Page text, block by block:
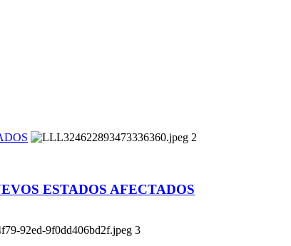
2
ESTADOS AFECTADOS
3